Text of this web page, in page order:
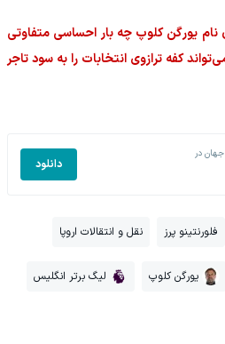
یورگن کلوپ چه بار احساسی متفاوتی
کفه ترازوی انتخابات را به سود تاجر
جهان در
دانلود
فلورنتینو پرز نقل و انتقالات اروپا
یورگن کلوپ لیگ برتر انگلیس